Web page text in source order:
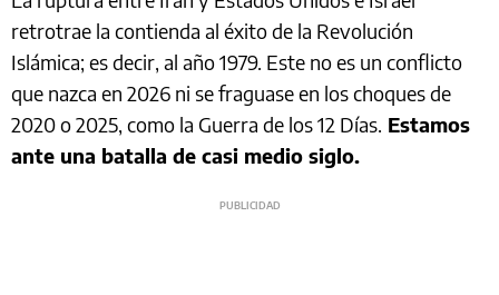
retrotrae la contienda al éxito de la Revolución
Islámica; es decir, al año 1979. Este no es un conflicto
que nazca en 2026 ni se fraguase en los choques de
2020 o 2025, como la Guerra de los 12 Días. Estamos
ante una batalla de casi medio siglo.